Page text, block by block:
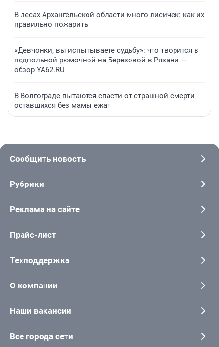
В лесах Архангельской области много лисичек: как их
правильно пожарить
«Девчонки, вы испытываете судьбу»: что творится в
подпольной рюмочной на Березовой в Рязани —
обзор YA62.RU
В Волгограде пытаются спасти от страшной смерти
оставшихся без мамы ежат
Сообщить новость
Рубрики
Реклама на сайте
Прайс-лист
Техподдержка
О компании
Наши вакансии
Все города сети